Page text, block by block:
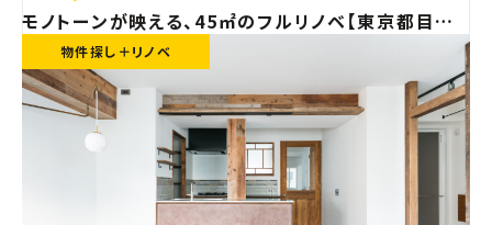
モノトーンが映える、45㎡のフルリノベ【東京都目黒
区 マンション リノベーション】
物件探し＋リノベ